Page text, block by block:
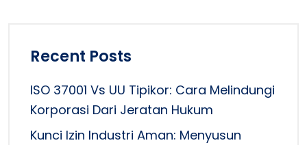
Recent Posts
ISO 37001 Vs UU Tipikor: Cara Melindungi
Korporasi Dari Jeratan Hukum
Kunci Izin Industri Aman: Menyusun